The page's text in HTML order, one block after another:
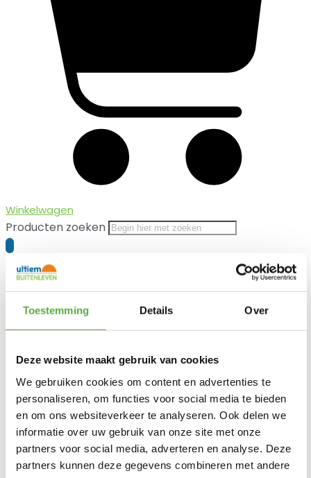
Toestemming Details Over
Deze website maakt gebruik van cookies
We gebruiken cookies om content en advertenties te
personaliseren, om functies voor social media te bieden
en om ons websiteverkeer te analyseren. Ook delen we
informatie over uw gebruik van onze site met onze
partners voor social media, adverteren en analyse. Deze
partners kunnen deze gegevens combineren met andere
Winkelwagen
Producten zoeken
Home/Tuinmeubelen
/ SUNS Nardo armsteun
Soft Grey – Rechts
SUNS Nardo armsteun Soft Grey – Rechts
Ultiem Buitenleven prijs:
€499,00